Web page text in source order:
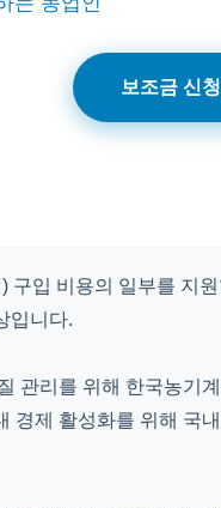
보조금 신청
구입 비용의 일부를 지
입니다.
관리를 위해 한국농기
경제 활성화를 위해 국